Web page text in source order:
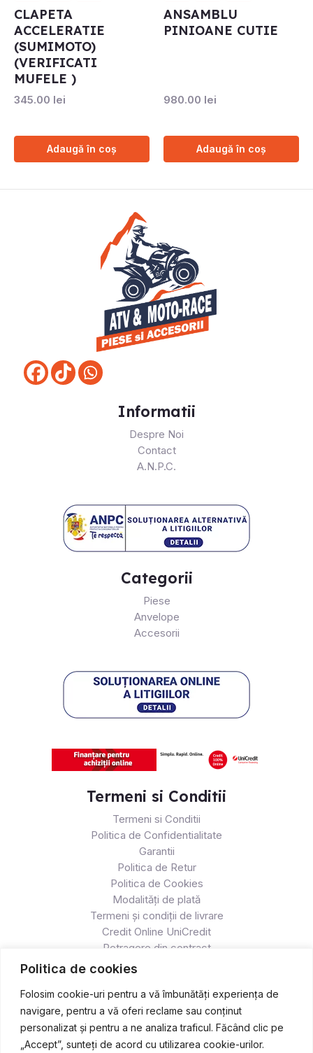
Politica de cookies
Folosim cookie-uri pentru a vă îmbunătăți experiența de
navigare, pentru a vă oferi reclame sau conținut
personalizat și pentru a ne analiza traficul. Făcând clic pe
„Accept”, sunteți de acord cu utilizarea cookie-urilor.
CLAPETA
ACCELERATIE
(SUMIMOTO)
(VERIFICATI
MUFELE )
345.00 lei
Adaugă în coș
ANSAMBLU
PINIOANE CUTIE
980.00 lei
Adaugă în coș
Informatii
Despre Noi
Contact
A.N.P.C.
Categorii
Piese
Anvelope
Accesorii
Termeni si Conditii
Termeni si Conditii
Politica de Confidentialitate
Garantii
Politica de Retur
Politica de Cookies
Modalități de plată
Termeni și condiții de livrare
Credit Online UniCredit
Retragere din contract